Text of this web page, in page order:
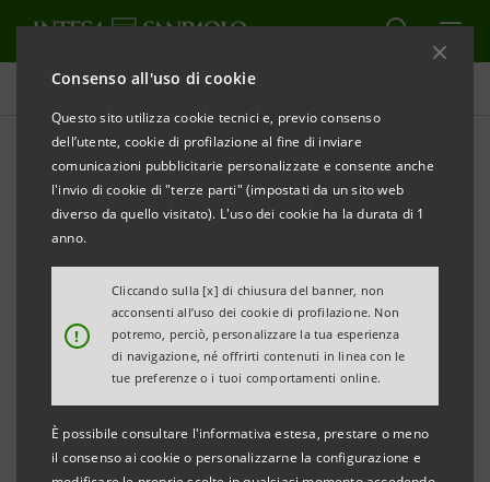
Consenso all'uso di cookie
Questo sito utilizza cookie tecnici e, previo consenso
dell’utente, cookie di profilazione al fine di inviare
comunicazioni pubblicitarie personalizzate e consente anche
l'invio di cookie di "terze parti" (impostati da un sito web
diverso da quello visitato). L'uso dei cookie ha la durata di 1
anno.
!
Cliccando sulla [x] di chiusura del banner, non
acconsenti all’uso dei cookie di profilazione. Non
potremo, perciò, personalizzare la tua esperienza
di navigazione, né offrirti contenuti in linea con le
tue preferenze o i tuoi comportamenti online.
È possibile consultare l'informativa estesa, prestare o meno
il consenso ai cookie o personalizzarne la configurazione e
Comunicati stampa
STAMPA AGGIORNA
INTESA SANPAOLO:
MONITOR DEI DISTRETTI DELL’UMBRIA
Intesa Sanpaolo
• Dati al 31/03/2020
Spoleto, 23 luglio 2020 - Il Monitor dei Distretti
dell’Umbria, realizzato dalla Direzione Studi e